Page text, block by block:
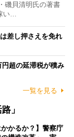
磯貝清明氏の著書
い…
差し押さえを免れ
超の延滞税が積み
一覧を見る
」
かるか？】警察庁